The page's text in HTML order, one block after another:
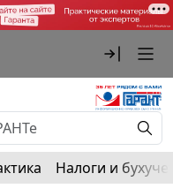
Налоги и